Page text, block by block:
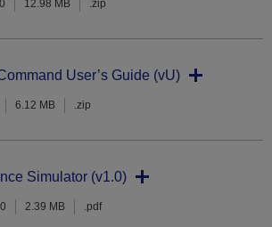
12.98 MB .zip
User’s Guide (vU)
6.12 MB .zip
Simulator (v1.0)
2.39 MB .pdf